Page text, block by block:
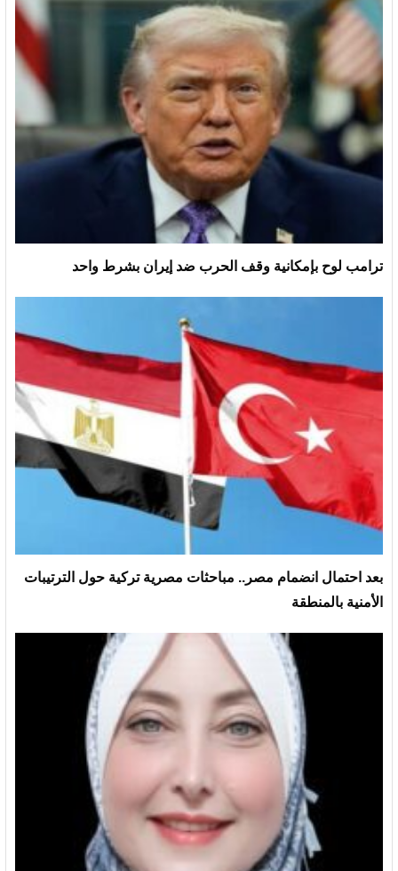
ترامب لوح بإمكانية وقف الحرب ضد إيران بشرط واحد
بعد احتمال انضمام مصر.. مباحثات مصرية تركية حول الترتيبات
الأمنية بالمنطقة